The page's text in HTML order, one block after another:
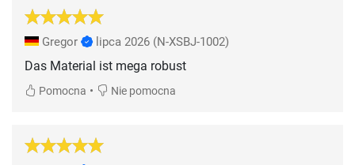
Gregor lipca 2026 (N-XSBJ-1002)
Das Material ist mega robust
Pomocna • Nie pomocna